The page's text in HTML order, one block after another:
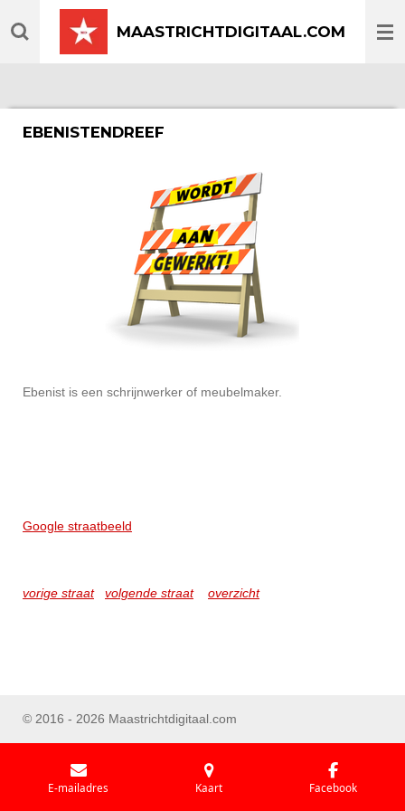
direct
MAASTRICHTDIGITAAL.COM
EBENISTENDREEF
Ebenist is een schrijnwerker of meubelmaker.
Google straatbeeld
vorige straat volgende straat overzicht
© 2016 - 2026 Maastrichtdigitaal.com
E-mailadres Kaart Facebook